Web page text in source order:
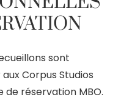
sont
Corpus Studios
réservation MBO.